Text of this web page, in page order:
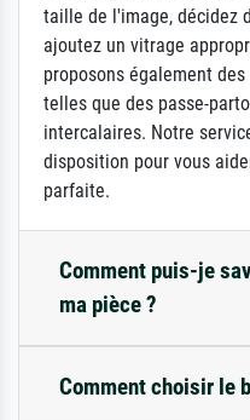
taille de l'image, décidez
ajoutez un vitrage
proposons également
telles que des passe-
intercalaires. Notre
disposition pour vous
parfaite.
Comment puis-je
ma pièce ?
Comment choisir le